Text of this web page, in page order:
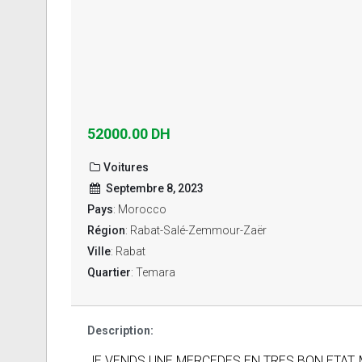
52000.00 DH
Voitures
Septembre 8, 2023
Pays: Morocco
Région: Rabat-Salé-Zemmour-Zaër
Ville: Rabat
Quartier: Temara
Description: